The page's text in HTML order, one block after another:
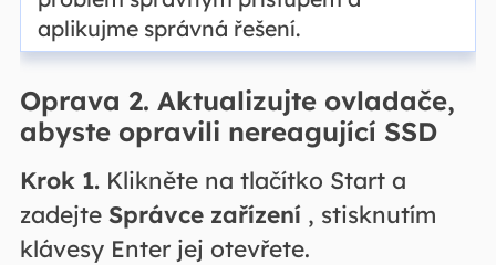
aplikujme správná řešení.
Oprava 2. Aktualizujte ovladače,
abyste opravili nereagující SSD
Krok 1.Klikněte na tlačítko Start a
zadejte Správce zařízení , stisknutím
klávesy Enter jej otevřete.